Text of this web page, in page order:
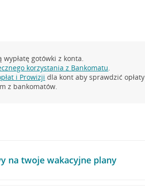
gotówki z konta.
korzystania z Bankomatu.
i Prowizji dla kont aby sprawdzić opłaty
z bankomatów.
na twoje wakacyjne plany